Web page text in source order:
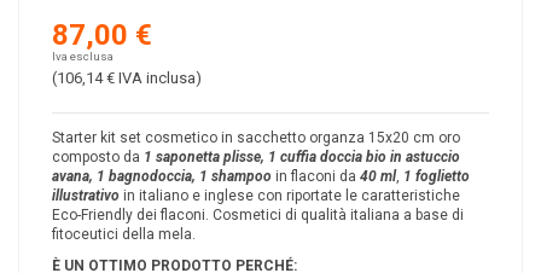
87,00 €
Iva esclusa
(106,14 € IVA inclusa)
Starter kit set cosmetico in sacchetto organza 15x20 cm oro
composto da 1 saponetta plisse, 1 cuffia doccia bio in astuccio
avana, 1 bagnodoccia, 1 shampoo in flaconi da 40 ml, 1 foglietto
illustrativo in italiano e inglese con riportate le caratteristiche
Eco-Friendly dei flaconi. Cosmetici di qualità italiana a base di
fitoceutici della mela.
È UN OTTIMO PRODOTTO PERCH É: